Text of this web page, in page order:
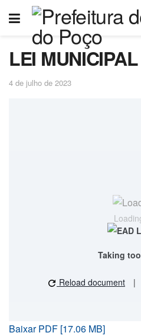
LEI
4 de julho de 2023
Taking
Reload document |
Baixar PDF [17.06 MB]